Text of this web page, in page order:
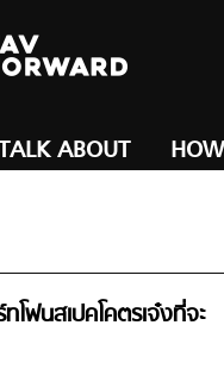
ABOUT
ฟนสเปคโคตรเจ๋งที่จะ